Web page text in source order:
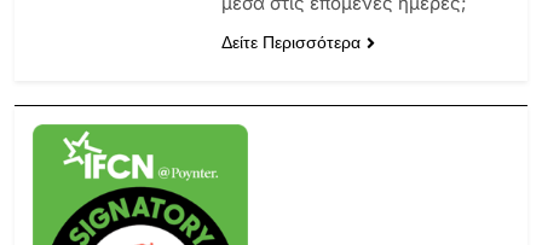
Δείτε Περισσότερα